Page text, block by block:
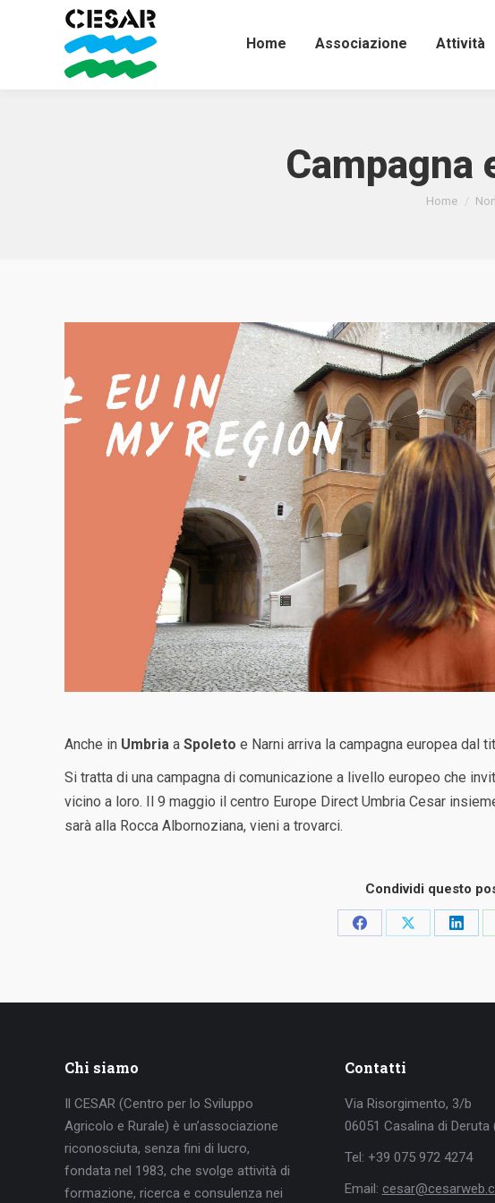
Home Associazione Attività
Campagna
Tu sei qui:
Home
Anche in Umbria a Spoleto e Narni arriva la campagna europea dal
Si tratta di una campagna di comunicazione a livello europeo che
vicino a loro. Il 9 maggio il centro Europe Direct Umbria Cesar
sarà alla Rocca Albornoziana, vieni a trovarci.
Condividi questo
CondividiCondividi
Chi siamo
Il CESAR (Centro per lo Sviluppo
Agricolo e Rurale) è un’associazione
riconosciuta, senza fini di lucro,
fondata nel 1983, che svolge attività di
formazione, ricerca e consulenza nei
Contatti
Via Risorgimento, 3/b
06051 Casalina di Deruta
Tel: +39 075 972 4274
Email: